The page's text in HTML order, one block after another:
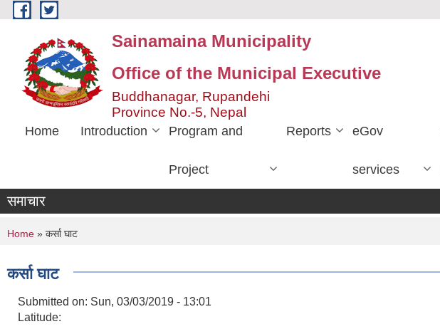
Skip to main content
Sainamaina Municipality
Office of the Municipal Executive
Buddhanagar, Rupandehi
Province No.-5, Nepal
Home Introduction Program and
Project
Reports eGov
services
समाचार
You are here
Home » कर्सा घाट
कर्सा घाट
Submitted on: Sun, 03/03/2019 - 13:01
Latitude: